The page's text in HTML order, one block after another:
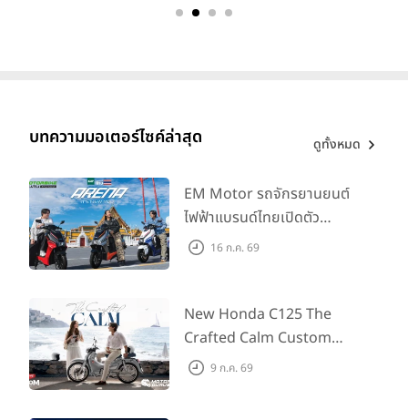
บทความมอเตอร์ไซค์ล่าสุด ดูทั้งหมด
EM Motor รถจักรยานยนต์
ไฟฟ้าแบรนด์ไทยเปิดตัว
ARENA ที่มาในราคาพิเศษ
555 คันแรกรับฟรี Adapter
Type2 ฟรี
16 ก.ค. 69
New Honda C125 The
Crafted Calm Custom
Edition ถ่ายทอดความคลาสสิ
9 ก.ค. 69